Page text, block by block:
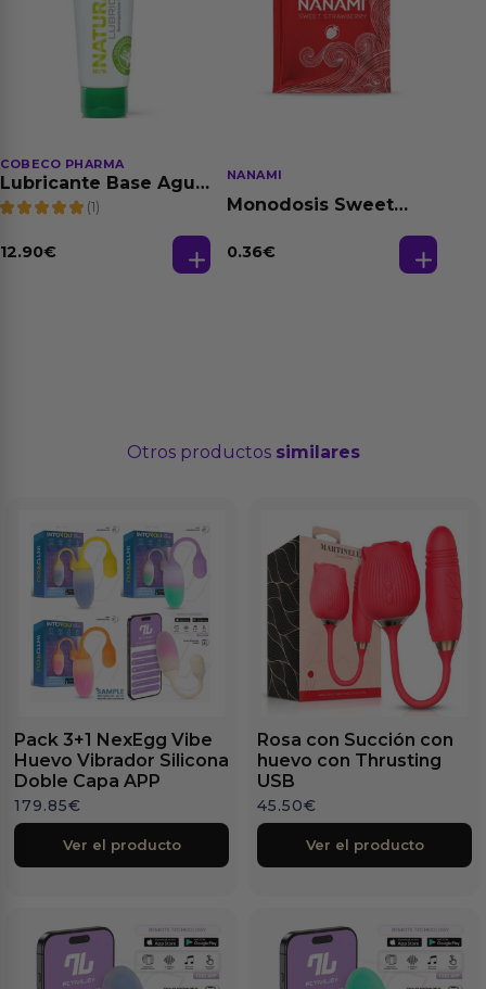
COBECO PHARMA
Lubricante Base Agua
100% Natural 125 ml
(1)
12.90€
NANAMI
Monodosis Sweet
0.36€
Otros productos similares
Pack 3+1 NexEgg Vibe
Huevo Vibrador Silicona
Doble Capa APP
179.85€
Ver el producto
Rosa con Succión con
huevo con Thrusting
USB
45.50€
Ver el producto